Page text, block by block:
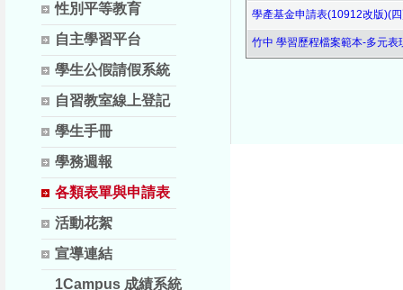
性別平等教育
自主學習平台
學生公假請假系統
自習教室線上登記
學生手冊
學務週報
各類表單與申請表
活動花絮
宣導連結
1Campus 成績系統
學產基金申請表(10912改版)(
竹中 學習歷程檔案範本-多元表